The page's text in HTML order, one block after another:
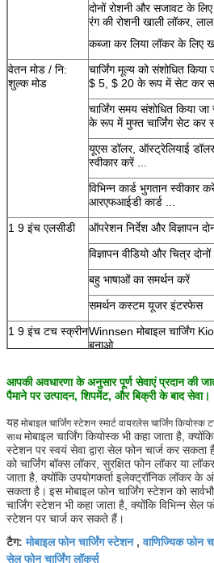
दोनों रोशनी और सजावट के
रंग की रोशनी खाली लॉकर,
कब्जा कर लिया लॉकर के लिए
वेतन मोड / नि:
शुल्क मोड
चार्जिंग मूल्य को संशोधित
$ 5, $ 20 के रूप में सेट कर
चार्जिंग समय संशोधित किया
के रूप में मुफ्त चार्जिंग सेट कर
यूएस डॉलर, ऑस्ट्रेलियाई
स्वीकार करें ...
विभिन्न कार्ड भुगतान स्वीकार
आरएफआईडी कार्ड ...
1 9 इंच एलसीडी
ऑपरेशन निर्देश और विज्ञापन
विज्ञापन वीडियो और चित्र
बहु भाषाओं का समर्थन करें
समर्थन कस्टम यूजर इंटरफेस
1 9 इंच टच स्क्रीनWinnsen मोबाइल चार्जिंग
बनाओ
करें
हैं, रंग अनुकूलित किया जा
हार्डवेयर विकल्प
सिक्का स्वीकार्य, बिल
बारकोड स्कैनर, टिकट प्रिंटर
वाईफ़ाई, 3 जी
यदि आप जिस हिस्से को जोड़ना
कार्यरत वोल्टेज
100-240 वी, 50/60 हर्ट्ज
आपकी अवधारणा के अनुसार पूर्ण सेवाएं प्रदान की
पैमाने पर उत्पादन, शिपमेंट, और बिक्री के बाद सेवा।
यह मोबाइल चार्जिंग स्टेशन स्मार्ट वायरलेस चार्जिंग
साथ मोबाइल चार्जिंग कियोस्क भी कहा जाता है,
स्टेशन पर स्वयं सेवा द्वारा सेल फोन चार्ज कर सकता
को चार्जिंग बॉक्स लॉकर, सुरक्षित फोन लॉकर या
जाता है, क्योंकि उपयोगकर्ता इलेक्ट्रॉनिक लॉकर के
सकता है। इस मोबाइल फोन चार्जिंग स्टेशन को
चार्जिंग स्टेशन भी कहा जाता है, क्योंकि विभिन्न सेल
स्टेशन पर चार्ज कर सकते हैं।
टैग:मोबाइल फोन चार्जिंग स्टेशन,वाणिज्यिक फोन
सेल फोन चार्जिंग लॉकर्स